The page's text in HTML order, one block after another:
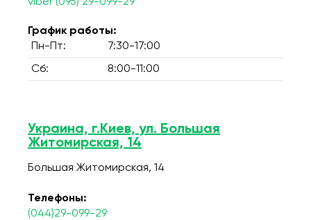
График работы:
Пн-Пт:
7:30-17:00
Сб: 8:00-11:00
Украина, г.Киев, ул. Большая
Житомирская, 14
Большая Житомирская, 14
Телефоны:
(044)29-099-29